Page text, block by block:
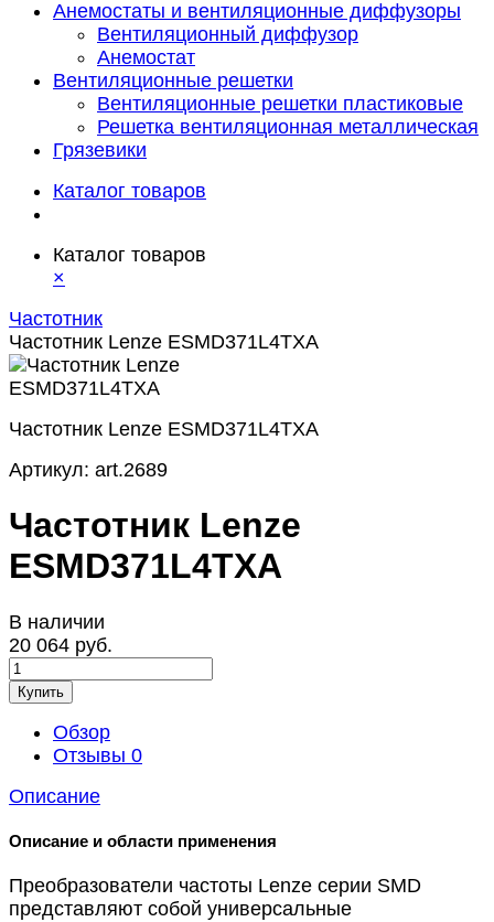
Анемостаты и вентиляционные диффузоры
Вентиляционный диффузор
Анемостат
Вентиляционные решетки
Вентиляционные решетки пластиковые
Решетка вентиляционная металлическая
Грязевики
Каталог товаров
Каталог товаров
×
Частотник
Частотник Lenze ESMD371L4TXA
Частотник Lenze ESMD371L4TXA
Артикул: art.2689
Частотник Lenze
ESMD371L4TXA
В наличии
20 064 руб.
Купить
Обзор
Отзывы 0
Описание
Описание и области применения
Преобразователи частоты Lenze серии SMD
представляют собой универсальные